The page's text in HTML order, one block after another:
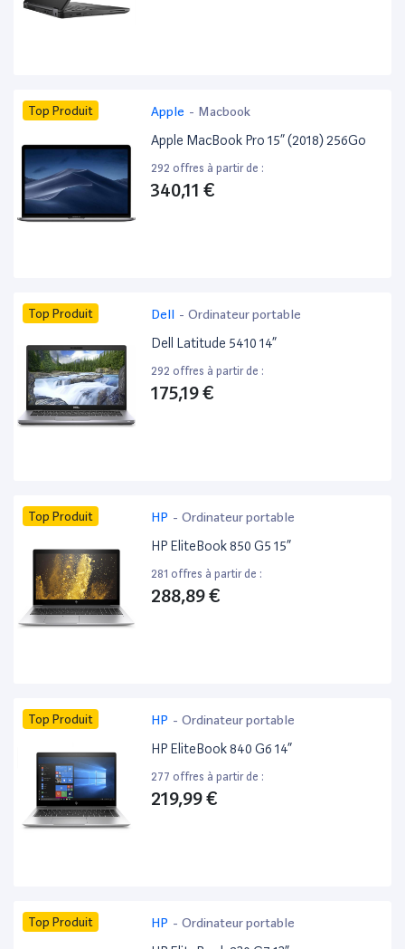
Top Produit Apple - Macbook
Apple MacBook Pro 15” (2018) 256Go
292 offres à partir de :
340,11 €
Top Produit Dell - Ordinateur portable
Dell Latitude 5410 14”
292 offres à partir de :
175,19 €
Top Produit HP - Ordinateur portable
HP EliteBook 850 G5 15”
281 offres à partir de :
288,89 €
Top Produit HP - Ordinateur portable
HP EliteBook 840 G6 14”
277 offres à partir de :
219,99 €
Top Produit HP - Ordinateur portable